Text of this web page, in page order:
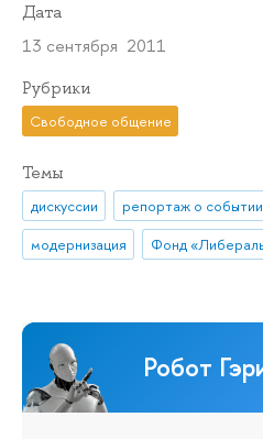
Дата
13 сентября 2011
Рубрики
Свободное общение
Темы
дискуссии репортаж о событии
модернизация
Робот